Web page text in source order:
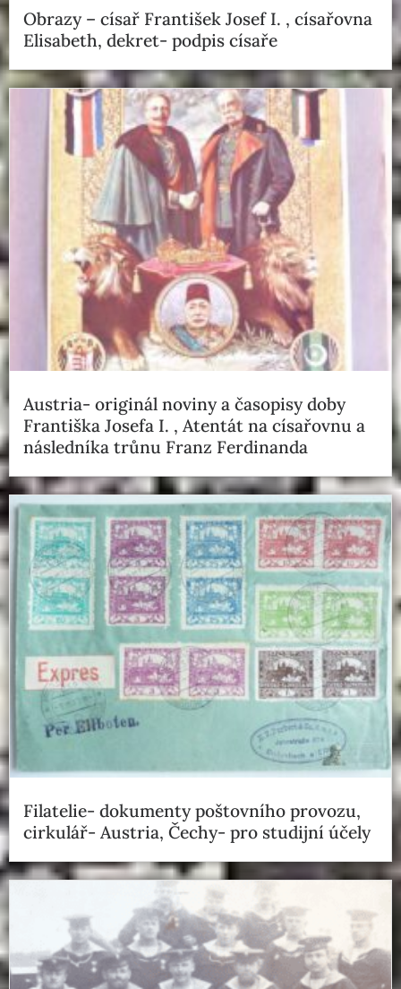
Obrazy – císař František Josef I. , císařovna
Elisabeth, dekret- podpis císaře
Austria- originál noviny a časopisy doby
Františka Josefa I. , Atentát na císařovnu a
následníka trůnu Franz Ferdinanda
Filatelie- dokumenty poštovního provozu,
cirkulář- Austria, Čechy- pro studijní účely